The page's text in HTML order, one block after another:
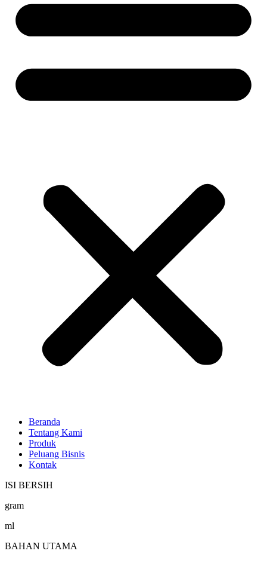
Beranda
Tentang Kami
Produk
Peluang Bisnis
Kontak
ISI BERSIH
gram
ml
BAHAN UTAMA